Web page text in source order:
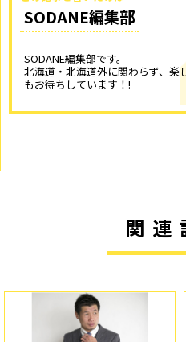
SODANE編集部
SODANE編集部です。
北海道・北海道外に関わらず、楽
もお待ちしています！!
関連